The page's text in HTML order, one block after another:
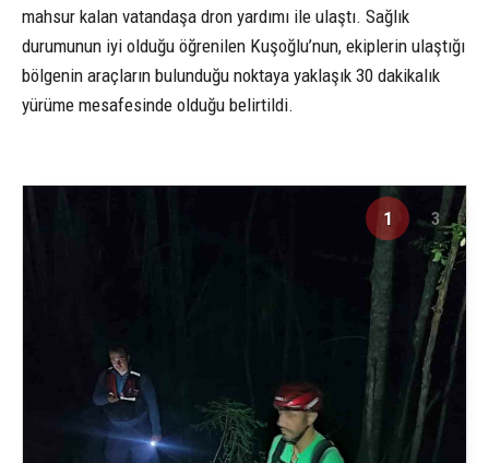
mahsur kalan vatandaşa dron yardımı ile ulaştı. Sağlık
durumunun iyi olduğu öğrenilen Kuşoğlu’nun, ekiplerin ulaştığı
bölgenin araçların bulunduğu noktaya yaklaşık 30 dakikalık
yürüme mesafesinde olduğu belirtildi.
1 3